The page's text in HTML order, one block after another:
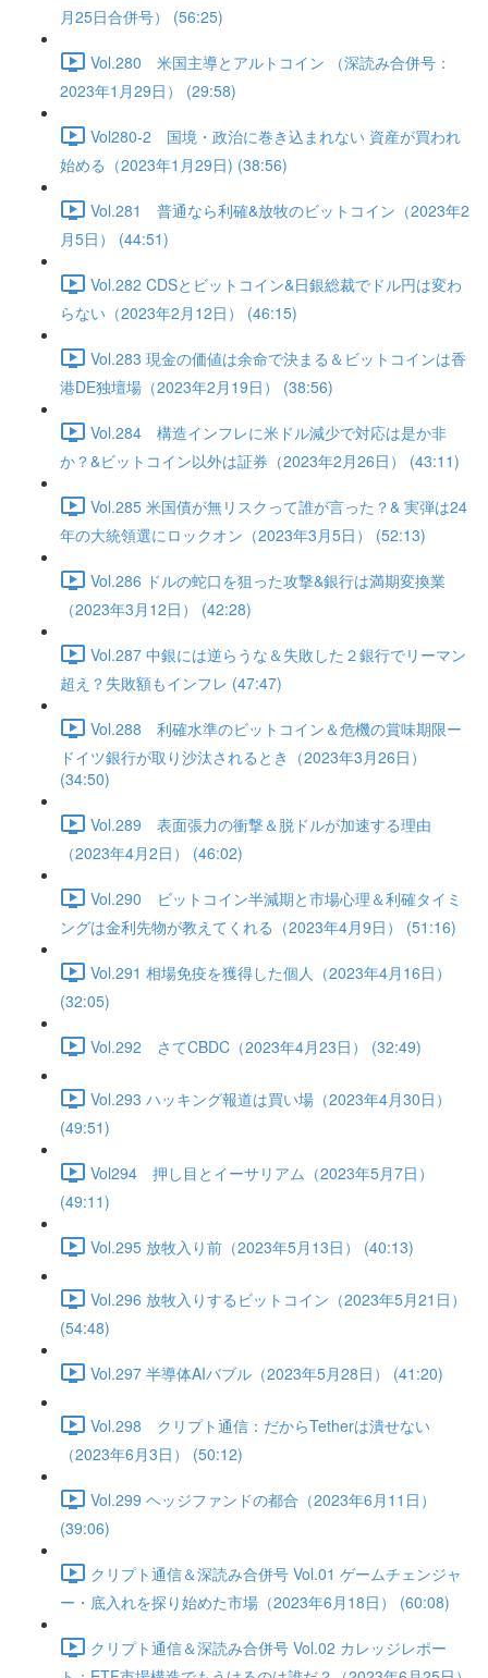
月25日合併号） (56:25)
Vol.280 米国主導とアルトコイン （深読み合併号：
2023年1月29日） (29:58)
Vol280-2 国境・政治に巻き込まれない 資産が買われ
始める（2023年1月29日) (38:56)
Vol.281 普通なら利確&放牧のビットコイン（2023年2
月5日） (44:51)
Vol.282 CDSとビットコイン&日銀総裁でドル円は変わ
らない（2023年2月12日） (46:15)
Vol.283 現金の価値は余命で決まる＆ビットコインは香
港DE独壇場（2023年2月19日） (38:56)
Vol.284 構造インフレに米ドル減少で対応は是か非
か？&ビットコイン以外は証券（2023年2月26日） (43:11)
Vol.285 米国債が無リスクって誰が言った？& 実弾は24
年の大統領選にロックオン（2023年3月5日） (52:13)
Vol.286 ドルの蛇口を狙った攻撃&銀行は満期変換業
（2023年3月12日） (42:28)
Vol.287 中銀には逆らうな＆失敗した２銀行でリーマン
超え？失敗額もインフレ (47:47)
Vol.288 利確水準のビットコイン＆危機の賞味期限ー
ドイツ銀行が取り沙汰されるとき（2023年3月26日）
(34:50)
Vol.289 表面張力の衝撃＆脱ドルが加速する理由
（2023年4月2日） (46:02)
Vol.290 ビットコイン半減期と市場心理＆利確タイミ
ングは金利先物が教えてくれる（2023年4月9日） (51:16)
Vol.291 相場免疫を獲得した個人（2023年4月16日）
(32:05)
Vol.292 さてCBDC（2023年4月23日） (32:49)
Vol.293 ハッキング報道は買い場（2023年4月30日）
(49:51)
Vol294 押し目とイーサリアム（2023年5月7日）
(49:11)
Vol.295 放牧入り前（2023年5月13日） (40:13)
Vol.296 放牧入りするビットコイン（2023年5月21日）
(54:48)
Vol.297 半導体AIバブル（2023年5月28日） (41:20)
Vol.298 クリプト通信：だからTetherは潰せない
（2023年6月3日） (50:12)
Vol.299 ヘッジファンドの都合（2023年6月11日）
(39:06)
クリプト通信＆深読み合併号 Vol.01 ゲームチェンジャ
ー・底入れを探り始めた市場（2023年6月18日） (60:08)
クリプト通信＆深読み合併号 Vol.02 カレッジレポー